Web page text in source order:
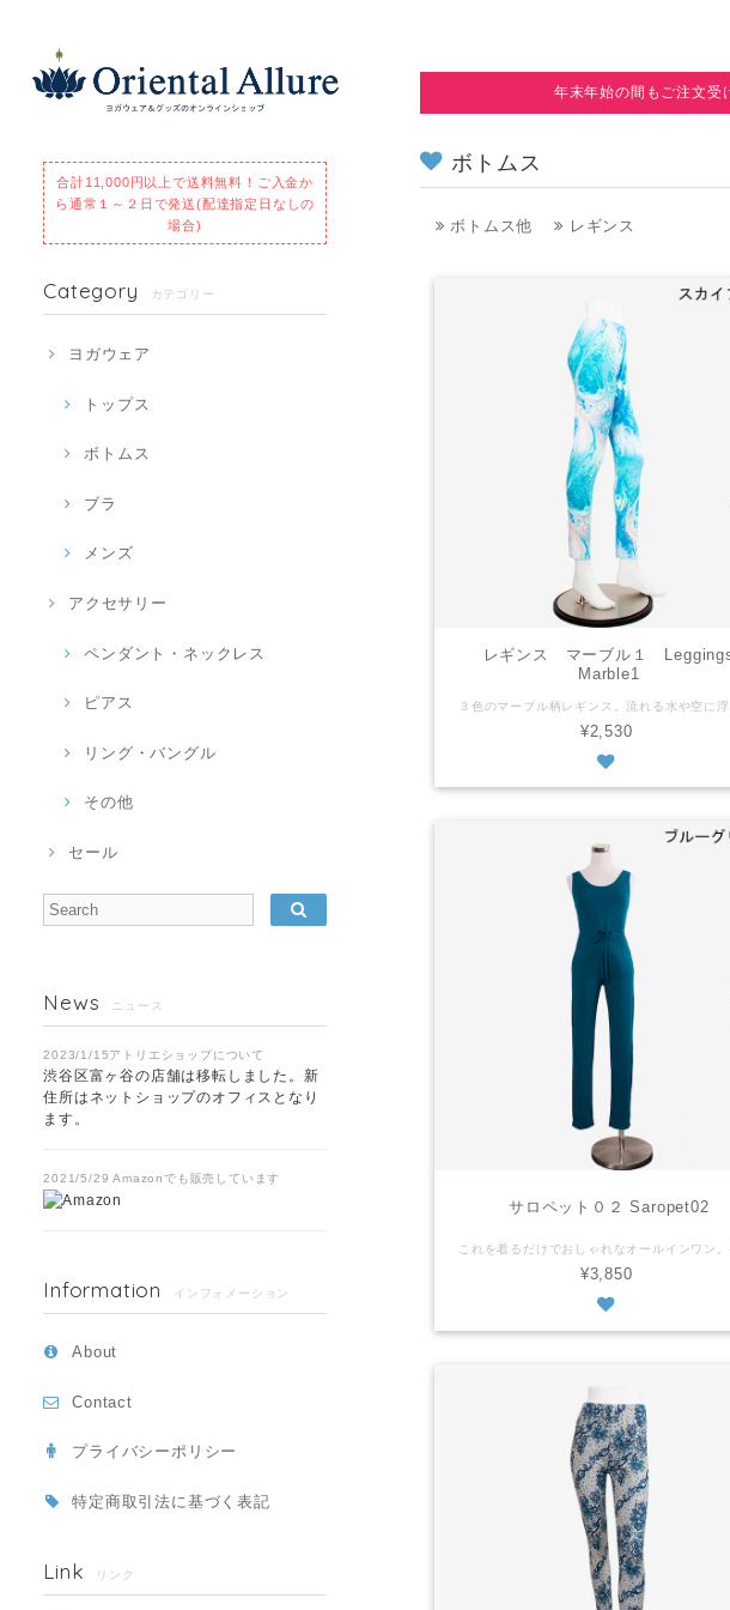
合計11,000円以上で送料無料！
ご入金か
ら通常１～２日で発送(配達指定日なしの
場合)
Category カテゴリー
ヨガウェア
トップス
ボトムス
ブラ
メンズ
アクセサリー
ペンダント・ネックレス
ピアス
リング・バングル
その他
セール
News ニュース
2023/1/15アトリエショップについて
渋谷区富ヶ谷の店舗は移転しました。新
住所はネットショップのオフィスとなり
ます。
2021/5/29 Amazonでも販売しています
Information インフォメーション
About
Contact
プライバシーポリシー
特定商取引法に基づく表記
Link リンク
年末年始の間もご注文受
ボトムス
ボトムス他 レギンス
レギンス マーブル１
Marble1
¥2,530
サロペット０２ Saropet02
¥3,850